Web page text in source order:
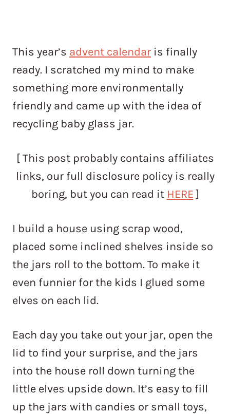
This year’s advent calendar is finally
ready. I scratched my mind to make
something more environmentally
friendly and came up with the idea of
recycling baby glass jar.
[ This post probably contains affiliates
links, our full disclosure policy is really
boring, but you can read it HERE]
I build a house using scrap wood,
placed some inclined shelves inside so
the jars roll to the bottom. To make it
even funnier for the kids I glued some
elves on each lid.
Each day you take out your jar, open the
lid to find your surprise, and the jars
into the house roll down turningthe
little elves upside down. It’s easy to fill
up the jars with candies or small toys,